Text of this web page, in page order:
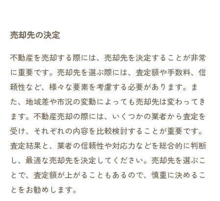
売却先の決定
不動産を売却する際には、売却先を決定することが非常
に重要です。売却先を選ぶ際には、査定額や手数料、信
頼性など、様々な要素を考慮する必要があります。ま
た、地域差や市況の変動によっても売却先は変わってき
ます。不動産売却の際には、いくつかの業者から査定を
受け、それぞれの内容を比較検討することが重要です。
査定結果と、業者の信頼性や対応力などを総合的に判断
し、最適な売却先を決定してください。売却先を選ぶこ
とで、査定額が上がることもあるので、慎重に決めるこ
とをお勧めします。